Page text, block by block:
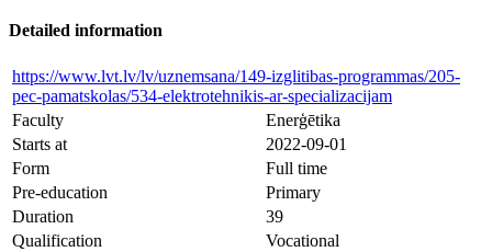
Detailed information
https://www.lvt.lv/lv/uznemsana/149-izglitibas-programmas/205-
pec-pamatskolas/534-elektrotehnikis-ar-specializacijam
Faculty
Enerģētika
Starts at
2022-09-01
Form
Full time
Pre-education
Primary
Duration
39
Qualification
Vocational